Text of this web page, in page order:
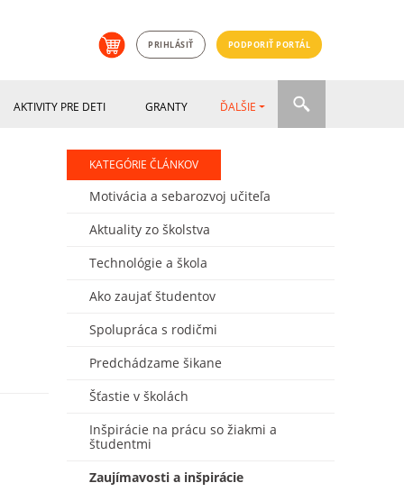
PRIHLÁSIŤ PODPORIŤ PORTÁL
AKTIVITY PRE DETI GRANTY ĎALŠIE
KATEGÓRIE ČLÁNKOV
Motivácia a sebarozvoj učiteľa
Aktuality zo školstva
Technológie a škola
Ako zaujať študentov
Spolupráca s rodičmi
Predchádzame šikane
Šťastie v školách
Inšpirácie na prácu so žiakmi a
študentmi
Zaujímavosti a inšpirácie